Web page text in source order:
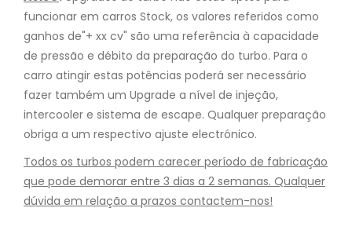
funcionar em carros Stock, os valores referidos como
ganhos de"+ xx cv" são uma referência à capacidade
de pressão e débito da preparação do turbo. Para o
carro atingir estas potências poderá ser necessário
fazer também um Upgrade a nível de injeção,
intercooler e sistema de escape. Qualquer preparação
obriga a um respectivo ajuste electrónico.
Todos os turbos podem carecer período de fabricação
que pode demorar entre 3 dias a 2 semanas. Qualquer
dúvida em relação a prazos contactem-nos!